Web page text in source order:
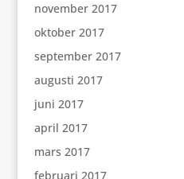
november 2017
oktober 2017
september 2017
augusti 2017
juni 2017
april 2017
mars 2017
februari 2017